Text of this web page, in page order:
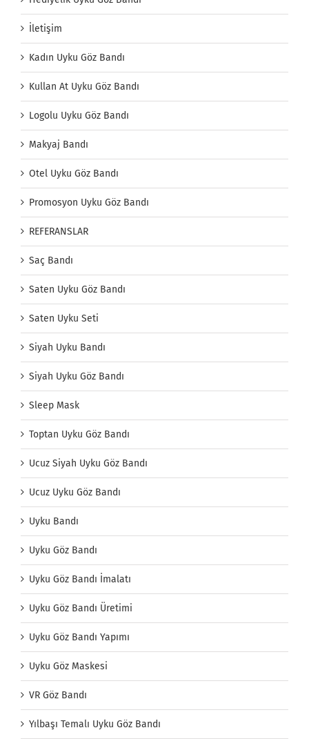
İletişim
Kadın Uyku Göz Bandı
Kullan At Uyku Göz Bandı
Logolu Uyku Göz Bandı
Makyaj Bandı
Otel Uyku Göz Bandı
Promosyon Uyku Göz Bandı
REFERANSLAR
Saç Bandı
Saten Uyku Göz Bandı
Saten Uyku Seti
Siyah Uyku Bandı
Siyah Uyku Göz Bandı
Sleep Mask
Toptan Uyku Göz Bandı
Ucuz Siyah Uyku Göz Bandı
Ucuz Uyku Göz Bandı
Uyku Bandı
Uyku Göz Bandı
Uyku Göz Bandı İmalatı
Uyku Göz Bandı Üretimi
Uyku Göz Bandı Yapımı
Uyku Göz Maskesi
VR Göz Bandı
Yılbaşı Temalı Uyku Göz Bandı